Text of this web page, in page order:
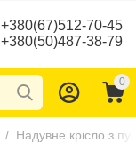
+380(67)512-70-45
+380(50)487-38-79
0
/